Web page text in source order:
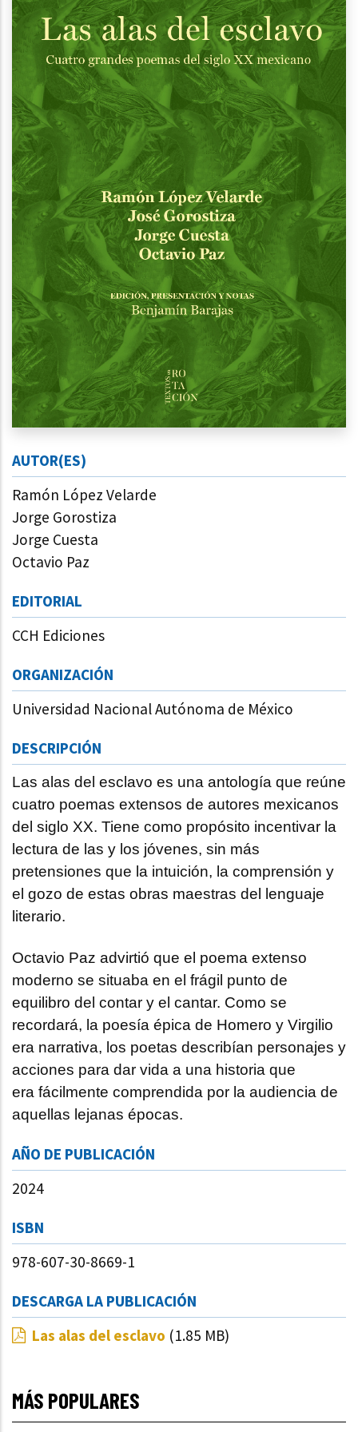
navegación
AUTOR(ES)
Ramón López Velarde
Jorge Gorostiza
Jorge Cuesta
Octavio Paz
EDITORIAL
CCH Ediciones
ORGANIZACIÓN
Universidad Nacional Autónoma de México
DESCRIPCIÓN
Las alas del esclavo es una antología que reúne
cuatro poemas extensos de autores mexicanos
del siglo XX. Tiene como propósito incentivar la
lectura de las y los jóvenes, sin más
pretensiones que la intuición, la comprensión y
el gozo de estas obras maestras del lenguaje
literario.
Octavio Paz advirtió que el poema extenso
moderno se situaba en el frágil punto de
equilibro del contar y el cantar. Como se
recordará, la poesía épica de Homero y Virgilio
era narrativa, los poetas describían personajes y
acciones para dar vida a una historia que
era fácilmente comprendida por la audiencia de
aquellas lejanas épocas.
AÑO DE PUBLICACIÓN
2024
ISBN
978-607-30-8669-1
DESCARGA LA PUBLICACIÓN
Las alas del esclavo (1.85 MB)
MÁS POPULARES